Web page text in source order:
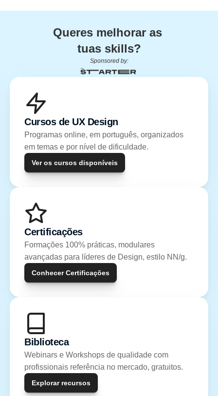
Queres melhorar as
tuas skills?
Sponsored by:
Cursos de UX Design
Programas online, em português, organizados
em temas e por nível de dificuldade.
Ver os cursos disponíveis
Certificações
Formações 100% práticas, modulares
avançadas para líderes de Design, estilo NN/g.
Conhecer Certificações
Biblioteca
Webinars e Workshops de qualidade com
profissionais referência no mercado, gratuitos.
Explorar recursos